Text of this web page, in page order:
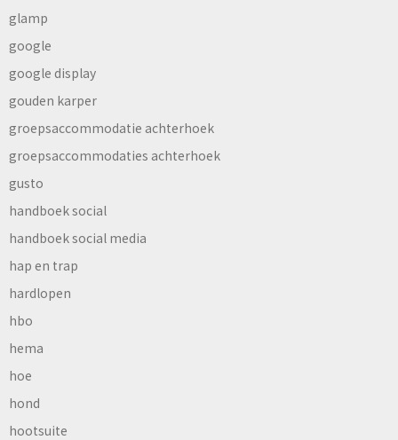
glamp
google
google display
gouden karper
groepsaccommodatie achterhoek
groepsaccommodaties achterhoek
gusto
handboek social
handboek social media
hap en trap
hardlopen
hbo
hema
hoe
hond
hootsuite